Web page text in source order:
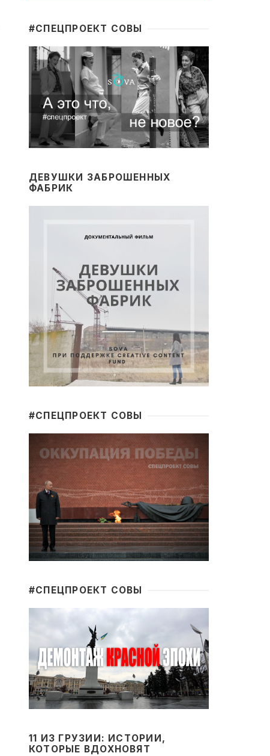
#CПЕЦПРОЕКТ СОВЫ
ДЕВУШКИ ЗАБРОШЕННЫХ
ФАБРИК
#CПЕЦПРОЕКТ СОВЫ
#CПЕЦПРОЕКТ СОВЫ
11 ИЗ ГРУЗИИ: ИСТОРИИ,
КОТОРЫЕ ВДОХНОВЯТ